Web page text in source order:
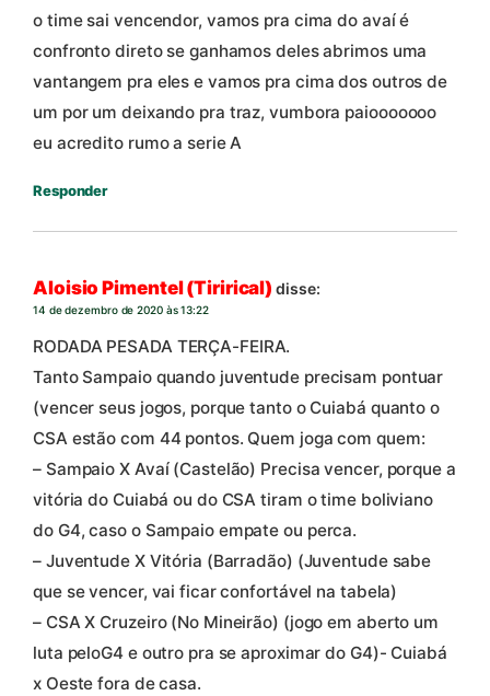
o time sai vencendor, vamos pra cima do avaí é
confronto direto se ganhamos deles abrimos uma
vantangem pra eles e vamos pra cima dos outros de
um por um deixando pra traz, vumbora paiooooooo
eu acredito rumo a serie A
Responder
Aloisio Pimentel (Tirirical) disse:
14 de dezembro de 2020 às 13:22
RODADA PESADA TERÇA-FEIRA.
Tanto Sampaio quando juventude precisam pontuar
(vencer seus jogos, porque tanto o Cuiabá quanto o
CSA estão com 44 pontos. Quem joga com quem:
– Sampaio X Avaí (Castelão) Precisa vencer, porque a
vitória do Cuiabá ou do CSA tiram o time boliviano
do G4, caso o Sampaio empate ou perca.
– Juventude X Vitória (Barradão) (Juventude sabe
que se vencer, vai ficar confortável na tabela)
– CSA X Cruzeiro (No Mineirão) (jogo em aberto um
luta peloG4 e outro pra se aproximar do G4)- Cuiabá
x Oeste fora de casa.